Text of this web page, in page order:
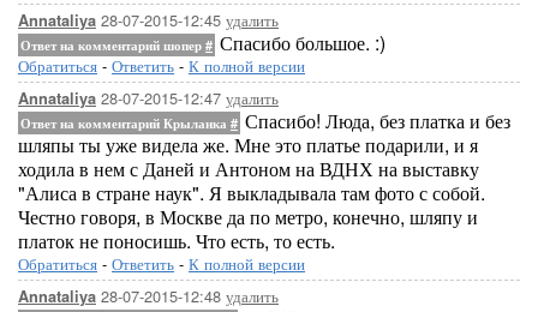
Annataliya 28-07-2015-12:45 удалить
Ответ на комментарий шопер # Спасибо большое. :)
Обратиться - Ответить - К полной версии
Annataliya 28-07-2015-12:47 удалить
Ответ на комментарий Крыланка # Спасибо! Люда, без платка и без
шляпы ты уже видела же. Мне это платье подарили, и я
ходила в нем с Даней и Антоном на ВДНХ на выставку
"Алиса в стране наук". Я выкладывала там фото с собой.
Честно говоря, в Москве да по метро, конечно, шляпу и
платок не поносишь. Что есть, то есть.
Обратиться - Ответить - К полной версии
Annataliya 28-07-2015-12:48 удалить